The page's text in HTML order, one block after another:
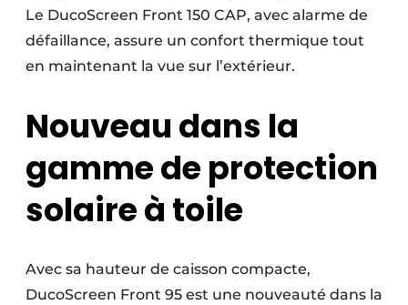
Le DucoScreen Front 150 CAP, avec alarme de
défaillance, assure un confort thermique tout
en maintenant la vue sur l’extérieur.
Nouveau dans la
gamme de protection
solaire à toile
Avec sa hauteur de caisson compacte,
DucoScreen Front 95 est une nouveauté dans la